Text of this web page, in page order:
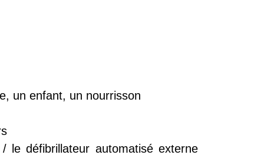
un enfant, un nourrisson
le défibrillateur automatisé externe